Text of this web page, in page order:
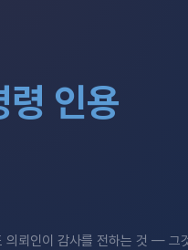
령 인용
의뢰인이 감사를 전하는 것 — 그